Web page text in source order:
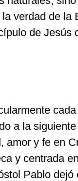
verdad de la
de Jesús
a la
amor y fe en
y centrada
Pablo dejó